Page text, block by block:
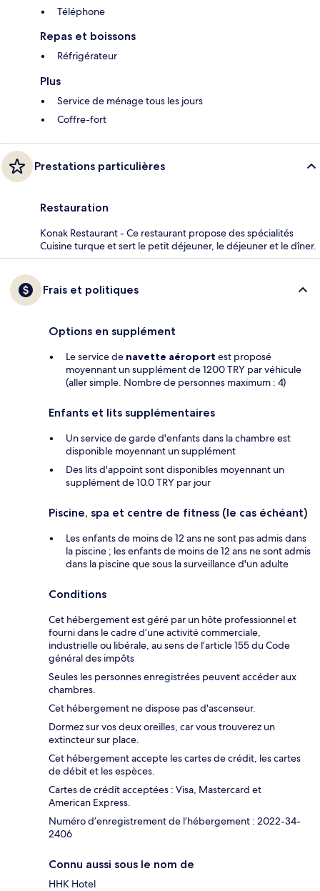
Téléphone
Repas et boissons
Réfrigérateur
Plus
Service de ménage tous les jours
Coffre-fort
Prestations particulières
Restauration
Konak Restaurant - Ce restaurant propose des spécialités
Cuisine turque et sert le petit déjeuner, le déjeuner et le dîner.
Frais et politiques
Options en supplément
Le service de navette aéroport est proposé
moyennant un supplément de 1200 TRY par véhicule
(aller simple. Nombre de personnes maximum : 4)
Enfants et lits supplémentaires
Un service de garde d'enfants dans la chambre est
disponible moyennant un supplément
Des lits d'appoint sont disponibles moyennant un
supplément de 10.0 TRY par jour
Piscine, spa et centre de fitness (le cas échéant)
Les enfants de moins de 12 ans ne sont pas admis dans
la piscine ; les enfants de moins de 12 ans ne sont admis
dans la piscine que sous la surveillance d'un adulte
Conditions
Cet hébergement est géré par un hôte professionnel et
fourni dans le cadre d’une activité commerciale,
industrielle ou libérale, au sens de l’article 155 du Code
général des impôts
Seules les personnes enregistrées peuvent accéder aux
chambres.
Cet hébergement ne dispose pas d'ascenseur.
Dormez sur vos deux oreilles, car vous trouverez un
extincteur sur place.
Cet hébergement accepte les cartes de crédit, les cartes
de débit et les espèces.
Cartes de crédit acceptées : Visa, Mastercard et
American Express.
Numéro d’enregistrement de l’hébergement : 2022-34-
2406
Connu aussi sous le nom de
HHK Hotel